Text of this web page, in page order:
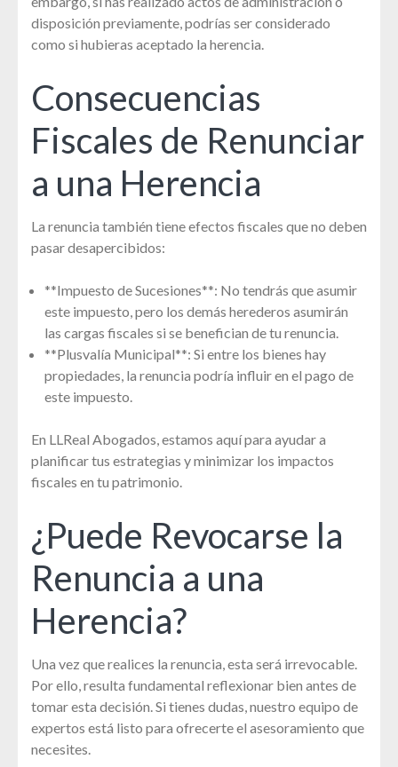
disposición previamente, podrías ser considerado
como si hubieras aceptado la herencia.
Consecuencias
Fiscales de Renunciar
a una Herencia
La renuncia también tiene efectos fiscales que no deben
pasar desapercibidos:
**Impuesto de Sucesiones**: No tendrás que asumir
este impuesto, pero los demás herederos asumirán
las cargas fiscales si se benefician de tu renuncia.
**Plusvalía Municipal**: Si entre los bienes hay
propiedades, la renuncia podría influir en el pago de
este impuesto.
En LLReal Abogados, estamos aquí para ayudar a
planificar tus estrategias y minimizar los impactos
fiscales en tu patrimonio.
¿Puede Revocarse la
Renuncia a una
Herencia?
Una vez que realices la renuncia, esta será irrevocable.
Por ello, resulta fundamental reflexionar bien antes de
tomar esta decisión. Si tienes dudas, nuestro equipo de
expertos está listo para ofrecerte el asesoramiento que
necesites.